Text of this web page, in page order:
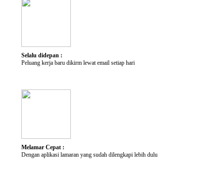
Kategori Pekerjaan
Selalu didepan :
Peluang kerja baru dikirm lewat email setiap hari
Melamar Cepat :
Dengan aplikasi lamaran yang sudah dilengkapi lebih dulu